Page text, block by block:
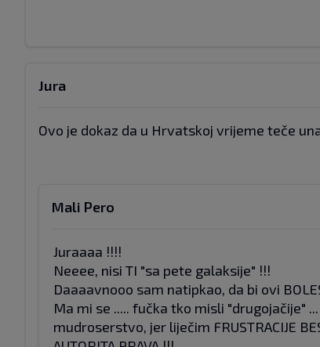
Jura
Ovo je dokaz da u Hrvatskoj vrijeme teče
Mali Pero
Juraaaa !!!!
Neeee, nisi TI "sa pete galaksije" !!!
Daaaavnooo sam natipkao, da bi ovi
Ma mi se ..... fučka tko misli "drugojačije"
mudroserstvo, jer liječim FRUSTRACIJE